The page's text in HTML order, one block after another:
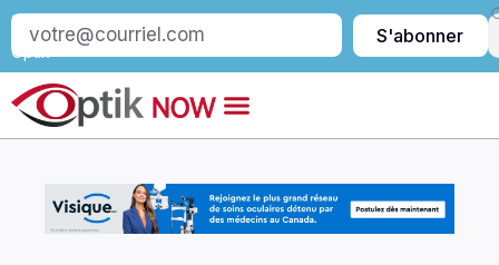
S’abonner
Optik
S'abonner